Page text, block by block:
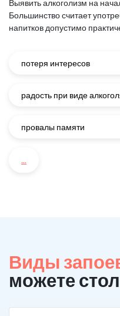
Выявить алкоголизм на
Большинство считает
напитков допустимо
потеря интересов
радость при виде
провалы памяти
...
Виды
можете